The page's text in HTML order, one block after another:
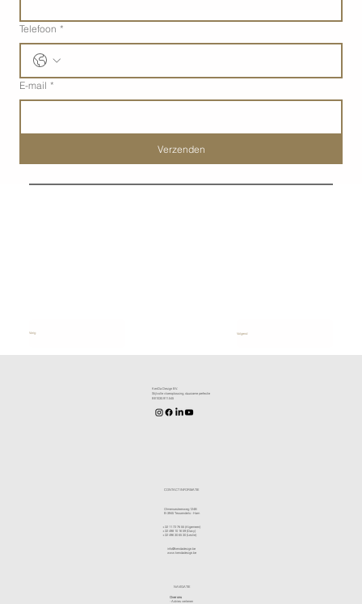
Telefoon *
E-mail *
Verzenden
Volgend
Vorig
KenDa Design BV.
Stijlvolle vloeroplossing, duurzame perfectie
BE1030.911.545
CONTACT INFORMATIE
Olmensesteenweg 124B
B-3945 Tessenderlo - Ham
+32 11 72 76 55
(Algemeen)
+32 498 10 16 59
(Davy)
+32 496 30 65 30
(Leslie)
info@kendadesign.be
www.kendadesign.be
NAVIGATIE
Over ons
-Advies verlenen